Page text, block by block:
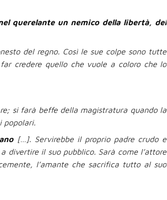
querelante un nemico della libertà, del
del regno. Così le sue colpe sono tutte
credere quello che vuole a coloro che lo
si farà beffe della magistratura quando la
popolari.
[…]. Servirebbe il proprio padre crudo e
divertire il suo pubblico. Sarà come l’attore
l’amante che sacrifica tutto al suo